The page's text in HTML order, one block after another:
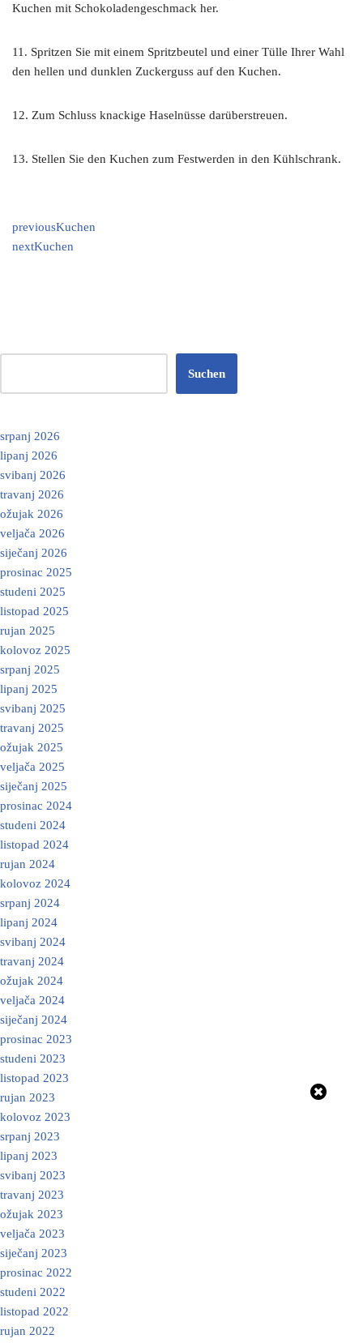
Kuchen mit Schokoladengeschmack her.
11. Spritzen Sie mit einem Spritzbeutel und einer Tülle Ihrer Wahl
den hellen und dunklen Zuckerguss auf den Kuchen.
12. Zum Schluss knackige Haselnüsse darüberstreuen.
13. Stellen Sie den Kuchen zum Festwerden in den Kühlschrank.
previousKuchen
nextKuchen
Suchen
srpanj 2026
lipanj 2026
svibanj 2026
travanj 2026
ožujak 2026
veljača 2026
siječanj 2026
prosinac 2025
studeni 2025
listopad 2025
rujan 2025
kolovoz 2025
srpanj 2025
lipanj 2025
svibanj 2025
travanj 2025
ožujak 2025
veljača 2025
siječanj 2025
prosinac 2024
studeni 2024
listopad 2024
rujan 2024
kolovoz 2024
srpanj 2024
lipanj 2024
svibanj 2024
travanj 2024
ožujak 2024
veljača 2024
siječanj 2024
prosinac 2023
studeni 2023
listopad 2023
rujan 2023
kolovoz 2023
srpanj 2023
lipanj 2023
svibanj 2023
travanj 2023
ožujak 2023
veljača 2023
siječanj 2023
prosinac 2022
studeni 2022
listopad 2022
rujan 2022